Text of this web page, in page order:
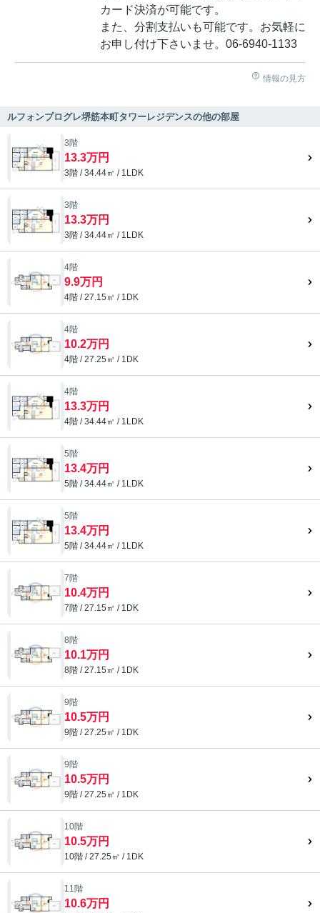
カード決済が可能です。
また、分割支払いも可能です。お気軽に
お申し付け下さいませ。06-6940-1133
情報の見方
ルフォンプログレ堺筋本町タワーレジデンスの他の部屋
3階
13.3万円
3階 / 34.44㎡ / 1LDK
3階
13.3万円
3階 / 34.44㎡ / 1LDK
4階
9.9万円
4階 / 27.15㎡ / 1DK
4階
10.2万円
4階 / 27.25㎡ / 1DK
4階
13.3万円
4階 / 34.44㎡ / 1LDK
5階
13.4万円
5階 / 34.44㎡ / 1LDK
5階
13.4万円
5階 / 34.44㎡ / 1LDK
7階
10.4万円
7階 / 27.15㎡ / 1DK
8階
10.1万円
8階 / 27.15㎡ / 1DK
9階
10.5万円
9階 / 27.25㎡ / 1DK
9階
10.5万円
9階 / 27.25㎡ / 1DK
10階
10.5万円
10階 / 27.25㎡ / 1DK
11階
10.6万円